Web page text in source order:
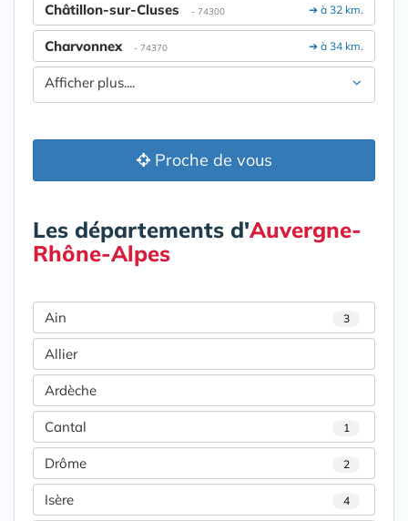
➔ à 32 km.
Châtillon-sur-Cluses - 74300
➔ à 34 km.
Charvonnex - 74370
Afficher plus....
Proche de vous
Les départements d'Auvergne-
Rhône-Alpes
Ain 3
Allier
Ardèche
Cantal 1
Drôme 2
Isère 4